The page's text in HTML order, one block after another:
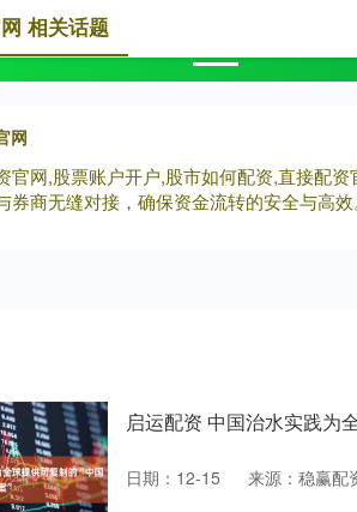
网
官网,股票账户开户,股市如何配资,直接配
券商无缝对接，确保资金流转的安全与高
相关话题
启运配资 中国治水实践为
日期：12-15 来源：稳赢配